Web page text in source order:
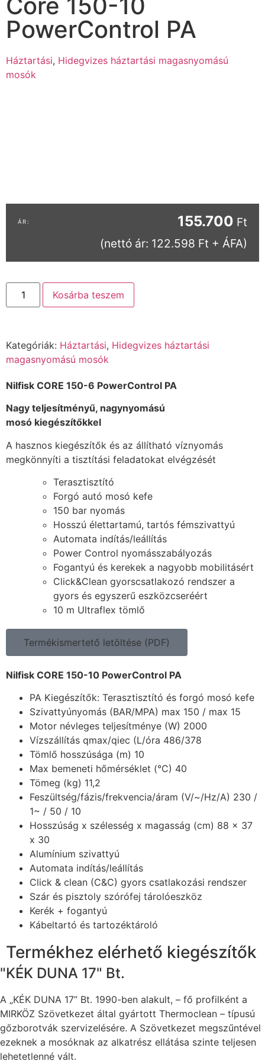
PowerControl PA
Háztartási, Hidegvizes háztartási magasnyomású
mosók
155.700 Ft
(nettó ár: 122.598 Ft + ÁFA)
Kosárba teszem
Kategóriák: Háztartási, Hidegvizes háztartási
magasnyomású mosók
Nilfisk CORE 150-6 PowerControl PA
Nagy teljesítményű, nagynyomású
mosó kiegészítőkkel
A hasznos kiegészítők és az állítható víznyomás
megkönnyíti a tisztítási feladatokat elvégzését
Terasztisztító
Forgó autó mosó kefe
150 bar nyomás
Hosszú élettartamú, tartós fémszivattyú
Automata indítás/leállítás
Power Control nyomásszabályozás
Fogantyú és kerekek a nagyobb mobilitásért
Click&Clean gyorscsatlakozó rendszer a
gyors és egyszerű eszközcseréért
10 m Ultraflex tömlő
Termékismertető letöltése (PDF)
Nilfisk CORE 150-10 PowerControl PA
PA Kiegészítők: Terasztisztító és forgó mosó kefe
Szivattyúnyomás (BAR/MPA) max 150 / max 15
Motor névleges teljesítménye (W) 2000
Vízszállítás qmax/qiec (L/óra 486/378
Tömlő hosszúsága (m) 10
Max bemeneti hőmérséklet (°C) 40
Tömeg (kg) 11,2
Feszültség/fázis/frekvencia/áram (V/~/Hz/A) 230 /
1~ / 50 / 10
Hosszúság x szélesség x magasság (cm) 88 x 37
x 30
Alumínium szivattyú
Automata indítás/leállítás
Click & clean (C&C) gyors csatlakozási rendszer
Szár és pisztoly szórófej tárolóeszköz
Kerék + fogantyú
Kábeltartó és tartozéktároló
Termékhez elérhető kiegészítők
"KÉK DUNA 17" Bt.
A „KÉK DUNA 17” Bt. 1990-ben alakult, – fő profilként a
MIRKÖZ Szövetkezet által gyártott Thermoclean – típusú
gőzborotvák szervizelésére. A Szövetkezet megszűntével
ezeknek a mosóknak az alkatrész ellátása szinte teljesen
lehetetlenné vált.